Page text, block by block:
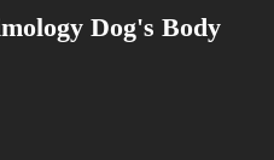
Dog's Body